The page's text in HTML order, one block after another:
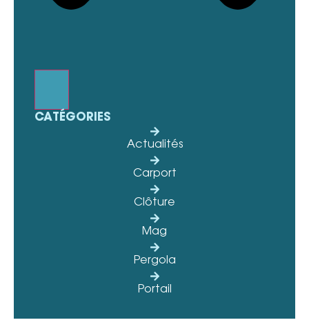
CATÉGORIES
Actualités
Carport
Clôture
Mag
Pergola
Portail